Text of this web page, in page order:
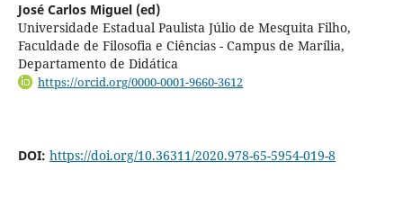
José Carlos Miguel (ed)
Universidade Estadual Paulista Júlio de Mesquita Filho,
Faculdade de Filosofia e Ciências - Campus de Marília,
Departamento de Didática
https://orcid.org/0000-0001-9660-3612
DOI: https://doi.org/10.36311/2020.978-65-5954-019-8